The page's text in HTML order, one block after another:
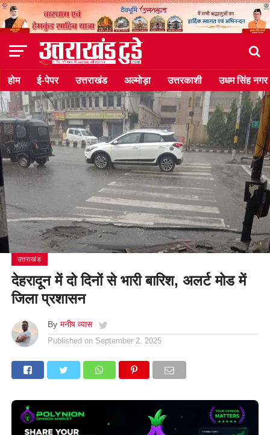
होम ई-पेपर उत्तराखंड अल्मोड़ा उत्तरकाशी उधम सिंह नगर
उत्तराखंड
देहरादून में दो दिनों से भारी बारिश, अलर्ट मोड में
जिला प्रशासन
By मनीष व्यास
Published on September 2, 2025